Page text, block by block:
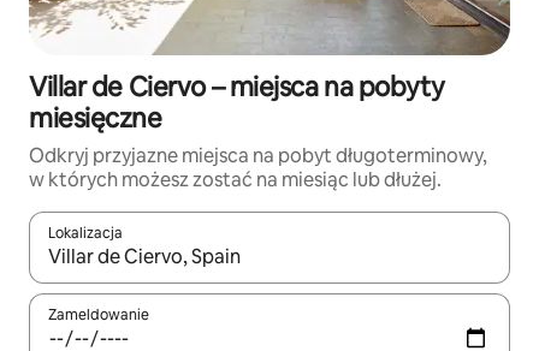
Villar de Ciervo – miejsca na pobyty
miesięczne
Odkryj przyjazne miejsca na pobyt długoterminowy,
w których możesz zostać na miesiąc lub dłużej.
Lokalizacja
Gdy wyniki będą dostępne, możesz poruszać się po nich za
Zameldowanie